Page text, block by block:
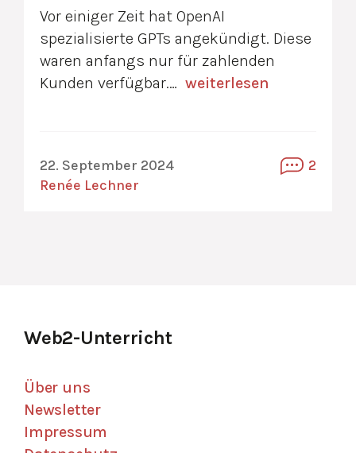
Vor einiger Zeit hat OpenAI
spezialisierte GPTs angekündigt. Diese
waren anfangs nur für zahlenden
Kunden verfügbar.… weiterlesen
22. September 2024
Renée Lechner
2
Web2-Unterricht
Über uns
Newsletter
Impressum